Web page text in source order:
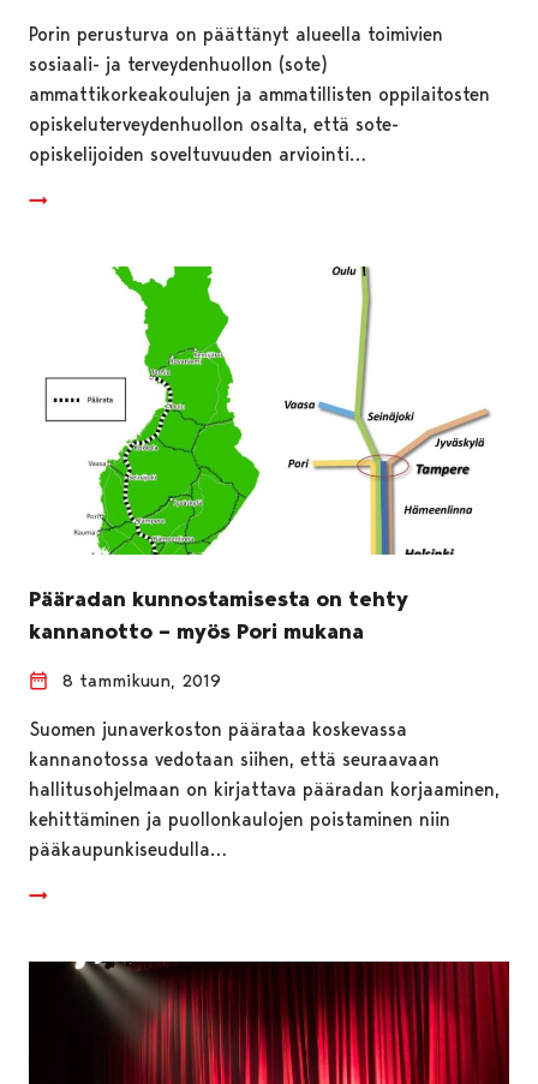
Porin perusturva on päättänyt alueella toimivien
sosiaali- ja terveydenhuollon (sote)
ammattikorkeakoulujen ja ammatillisten oppilaitosten
opiskeluterveydenhuollon osalta, että sote-
opiskelijoiden soveltuvuuden arviointi…
Pääradan kunnostamisesta on tehty
kannanotto – myös Pori mukana
8 tammikuun, 2019
Suomen junaverkoston päärataa koskevassa
kannanotossa vedotaan siihen, että seuraavaan
hallitusohjelmaan on kirjattava pääradan korjaaminen,
kehittäminen ja puollonkaulojen poistaminen niin
pääkaupunkiseudulla…